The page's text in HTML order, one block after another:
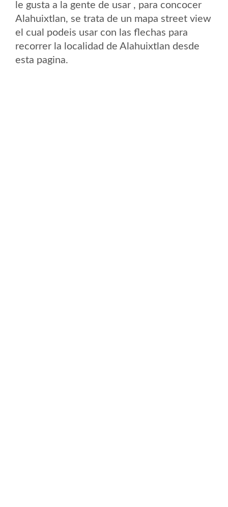
le gusta a la gente de usar , para concocer
Alahuixtlan, se trata de un mapa street view
el cual podeis usar con las flechas para
recorrer la localidad de Alahuixtlan desde
esta pagina.